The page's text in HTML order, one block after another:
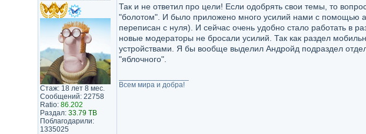
Стаж: 18 лет 8 мес.
Сообщений: 22758
Ratio: 86.202
Раздал: 33.79 TB
Поблагодарили:
1335025
Так и не ответил про цели! Если одобрять свои темы, то
"болотом". И было приложено много усилий нами с помощью
переписан с нуля). И сейчас очень удобно стало работать в
новые модераторы не бросали усилий. Так как раздел
устройствами. Я бы вообще выделил Андройд подраздел
"яблочного".
Всем мира и добра!